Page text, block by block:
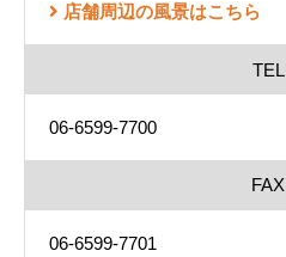
店舗周辺の風景はこちら
TEL
06-6599-7700
FAX
06-6599-7701